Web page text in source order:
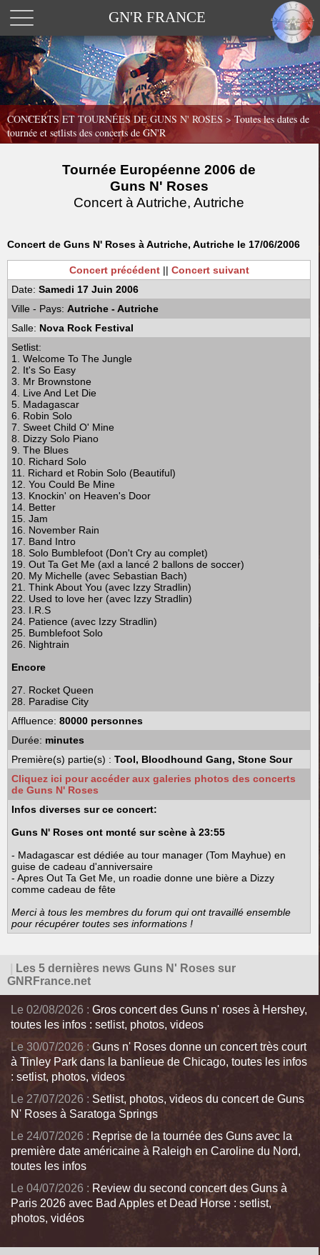
GN'R FRANCE
CONCERTS ET TOURNÉES DE GUNS N' ROSES > Toutes les dates de
tournée et setlists des concerts de GN'R
Tournée Européenne 2006 de
Guns N' Roses
Concert à Autriche, Autriche
Concert de Guns N' Roses à Autriche, Autriche le 17/06/2006
Concert précédent|| Concert suivant
Date:Samedi 17 Juin 2006
Ville - Pays:Autriche - Autriche
Salle: Nova Rock Festival
Setlist:
1. Welcome To The Jungle
2. It's So Easy
3. Mr Brownstone
4. Live And Let Die
5. Madagascar
6. Robin Solo
7. Sweet Child O' Mine
8. Dizzy Solo Piano
9. The Blues
10. Richard Solo
11. Richard et Robin Solo (Beautiful)
12. You Could Be Mine
13. Knockin' on Heaven's Door
14. Better
15. Jam
16. November Rain
17. Band Intro
18. Solo Bumblefoot (Don't Cry au complet)
19. Out Ta Get Me (axl a lancé 2 ballons de soccer)
20. My Michelle (avec Sebastian Bach)
21. Think About You (avec Izzy Stradlin)
22. Used to love her (avec Izzy Stradlin)
23. I.R.S
24. Patience (avec Izzy Stradlin)
25. Bumblefoot Solo
26. Nightrain
Encore
27. Rocket Queen
28. Paradise City
Affluence:80000 personnes
Durée: minutes
Première(s) partie(s) :Tool, Bloodhound Gang, Stone Sour
Cliquez ici pour accéder aux galeries photos des concerts
de Guns N' Roses
Infos diverses sur ce concert:
Guns N' Roses ont monté sur scène à 23:55
- Madagascar est dédiée au tour manager (Tom Mayhue) en
guise de cadeau d'anniversaire
- Apres Out Ta Get Me, un roadie donne une bière a Dizzy
comme cadeau de fête
Merci à tous les membres du forum qui ont travaillé ensemble
pour récupérer toutes ses informations !
Les 5 dernières news Guns N' Roses sur
GNRFrance.net
Le 02/08/2026 : Gros concert des Guns n' roses à Hershey,
toutes les infos : setlist, photos, videos
Le 30/07/2026 : Guns n' Roses donne un concert très court
à Tinley Park dans la banlieue de Chicago, toutes les infos
: setlist, photos, videos
Le 27/07/2026 : Setlist, photos, videos du concert de Guns
N' Roses à Saratoga Springs
Le 24/07/2026 : Reprise de la tournée des Guns avec la
première date américaine à Raleigh en Caroline du Nord,
toutes les infos
Le 04/07/2026 : Review du second concert des Guns à
Paris 2026 avec Bad Apples et Dead Horse : setlist,
photos, vidéos